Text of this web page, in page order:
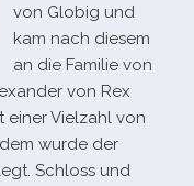
von Globig und
kam nach die­sem
an die Familie von
von Rex
einer Vielzahl von
wurde der
Schloss und